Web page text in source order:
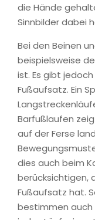
die Hände
Sinnbilder dabei
Bei den Beinen
beispielsweise
ist. Es gibt jedoch
Fußaufsatz. Ein
Barfußlaufen
auf der Ferse
dies auch beim
berücksichtigen,
Fußaufsatz hat.
bestimmen auch